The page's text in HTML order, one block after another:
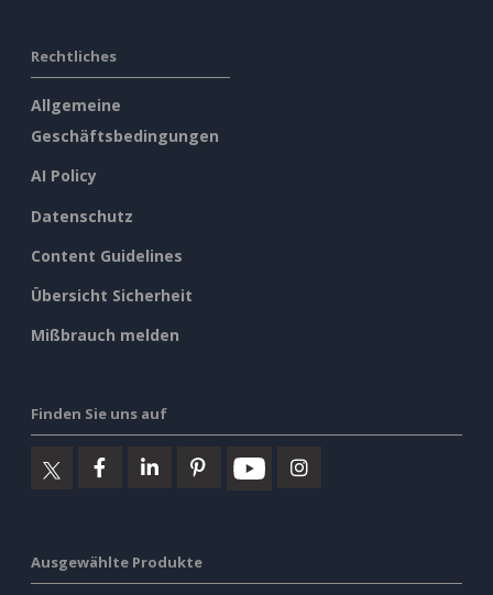
Rechtliches
Allgemeine
Geschäftsbedingungen
AI Policy
Datenschutz
Content Guidelines
Übersicht Sicherheit
Mißbrauch melden
Finden Sie uns auf
Ausgewählte Produkte